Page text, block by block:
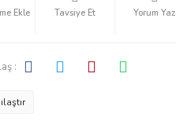
Tavsiye Et Yorum Yaz
: